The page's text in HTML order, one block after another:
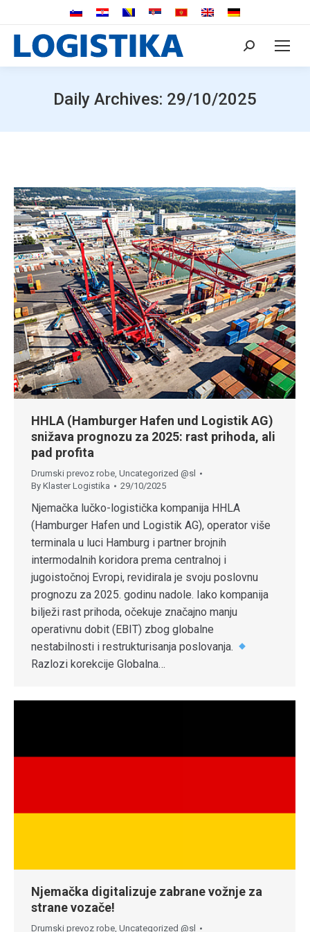
Search:
Daily Archives: 29/10/2025
HHLA (Hamburger Hafen und Logistik AG)
snižava prognozu za 2025: rast prihoda, ali
pad profita
Drumski prevoz robe, Uncategorized @sl
By Klaster Logistika 29/10/2025
Njemačka lučko-logistička kompanija HHLA
(Hamburger Hafen und Logistik AG), operator više
terminala u luci Hamburg i partner brojnih
intermodalnih koridora prema centralnoj i
jugoistočnoj Evropi, revidirala je svoju poslovnu
prognozu za 2025. godinu nadole. Iako kompanija
bilježi rast prihoda, očekuje značajno manju
operativnu dobit (EBIT) zbog globalne
nestabilnosti i restrukturisanja poslovanja.
Razlozi korekcije Globalna…
Njemačka digitalizuje zabrane vožnje za
strane vozače!
Drumski prevoz robe, Uncategorized @sl